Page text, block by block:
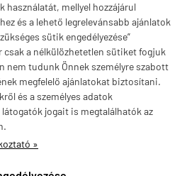
használatát, mellyel hozzájárul
és a lehető legrelevánsabb ajánlatok
sütik engedélyezése”
csak a nélkülözhetetlen sütiket fogjuk
nem tudunk Önnek személyre szabott
megfelelő ajánlatokat biztosítani.
és a személyes adatok
jogait is megtalálhatók az
»
/ Gymstore Hungary